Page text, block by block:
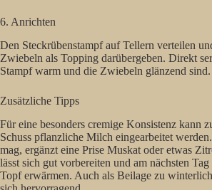
6. Anrichten
Den Steckrübenstampf auf Tellern verteilen
Zwiebeln als Topping darübergeben. Direkt
Stampf warm und die Zwiebeln glänzend sind.
Zusätzliche Tipps
Für eine besonders cremige Konsistenz kann
Schuss pflanzliche Milch eingearbeitet
mag, ergänzt eine Prise Muskat oder etwas
lässt sich gut vorbereiten und am nächsten
Topf erwärmen. Auch als Beilage zu